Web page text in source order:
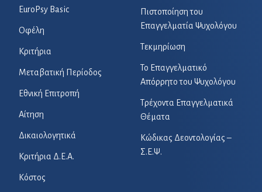
Πιστοποίηση του
Επαγγελματία Ψυχολόγου
Τεκμηρίωση
Το Επαγγελματικό
Απόρρητο του Ψυχολόγου
Τρέχοντα Επαγγελματικά
Θέματα
Κώδικας Δεοντολογίας –
Σ.Ε.Ψ.
EuroPsy Basic
Οφέλη
Κριτήρια
Μεταβατική Περίοδος
Εθνική Επιτροπή
Αίτηση
Δικαιολογητικά
Κριτήρια Δ.Ε.Α.
Κόστος